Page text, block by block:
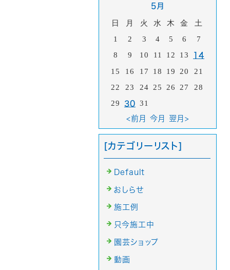
5月
日 月 火 水 木 金
土
1
2 3 4 5 6
7
8
9 10 11 12 13 14
15 16 17 18 19 20
21
22
23 24 25 26 27
28
29
30 31
<前月 今月 翌月>
[カテゴリーリスト]
Default
おしらせ
施工例
只今施工中
園芸ショップ
動画